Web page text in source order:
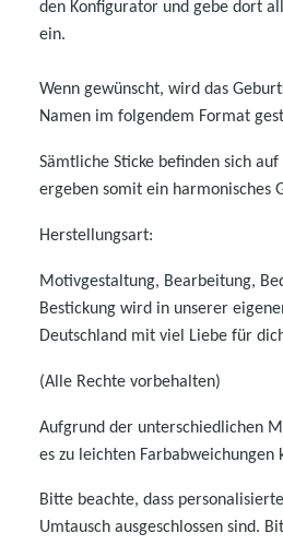
den Konfigurator und gebe dort
ein.
Wenn gewünscht, wird das
Namen im folgendem Format
Sämtliche Sticke befinden sich auf
ergeben somit ein harmonisches
Herstellungsart:
Motivgestaltung, Bearbeitung,
Bestickung wird in unserer
Deutschland mit viel Liebe für
(Alle Rechte vorbehalten)
Aufgrund der unterschiedlichen
es zu leichten Farbabweichungen
Bitte beachte, dass
Umtausch ausgeschlossen sind.